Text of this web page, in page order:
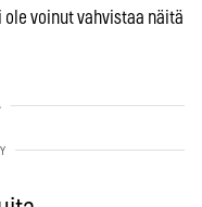
voinut vahvistaa näitä